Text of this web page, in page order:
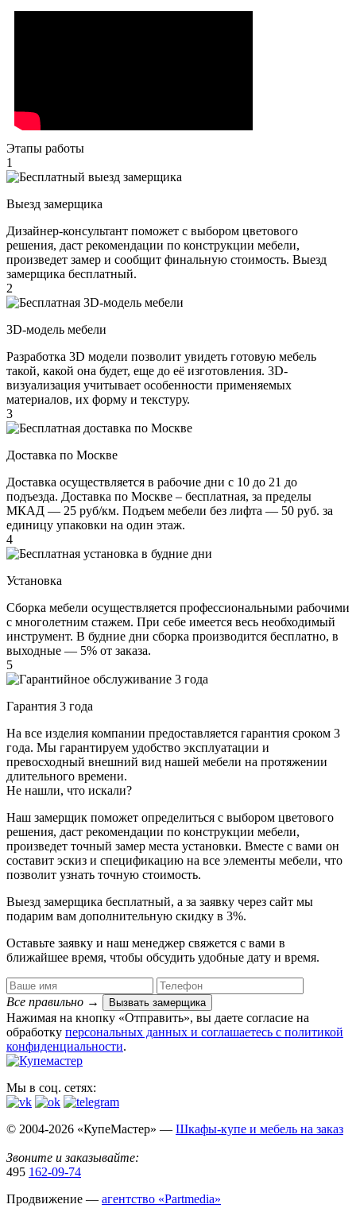
Этапы работы
1
Выезд замерщика
Дизайнер-консультант поможет с выбором цветового
решения, даст рекомендации по конструкции мебели,
произведет замер и сообщит финальную стоимость. Выезд
замерщика бесплатный.
2
3D-модель мебели
Разработка 3D модели позволит увидеть готовую мебель
такой, какой она будет, еще до её изготовления. 3D-
визуализация учитывает особенности применяемых
материалов, их форму и текстуру.
3
Доставка по Москве
Доставка осуществляется в рабочие дни с 10 до 21 до
подъезда. Доставка по Москве – бесплатная, за пределы
МКАД — 25 руб/км. Подъем мебели без лифта — 50 руб. за
единицу упаковки на один этаж.
4
Установка
Сборка мебели осуществляется профессиональными рабочими
с многолетним стажем. При себе имеется весь необходимый
инструмент. В будние дни сборка производится бесплатно, в
выходные — 5% от заказа.
5
Гарантия 3 года
На все изделия компании предоставляется гарантия сроком 3
года. Мы гарантируем удобство эксплуатации и
превосходный внешний вид нашей мебели на протяжении
длительного времени.
Не нашли, что искали?
Наш замерщик поможет определиться с выбором цветового
решения, даст рекомендации по конструкции мебели,
произведет точный замер места установки. Вместе с вами он
составит эскиз и спецификацию на все элементы мебели, что
позволит узнать точную стоимость.
Выезд замерщика бесплатный, а за заявку через сайт мы
подарим вам дополнительную скидку в 3%.
Оставьте заявку и наш менеджер свяжется с вами в
ближайшее время, чтобы обсудить удобные дату и время.
Все правильно → Вызвать замерщика
Нажимая на кнопку «Отправить», вы даете согласие на
обработку персональных данных​ и соглашаетесь c политикой
конфиденциальности.
Мы в соц. сетях:
© 2004-2026 «КупеМастер» — Шкафы-купе и мебель на заказ
Звоните и заказывайте:
495 162-09-74
Продвижение — агентство «Partmedia»